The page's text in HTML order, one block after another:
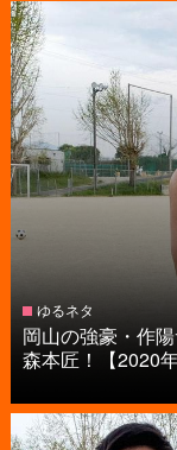
ゆるネタ
岡山の強豪・作
森本匠！【2020